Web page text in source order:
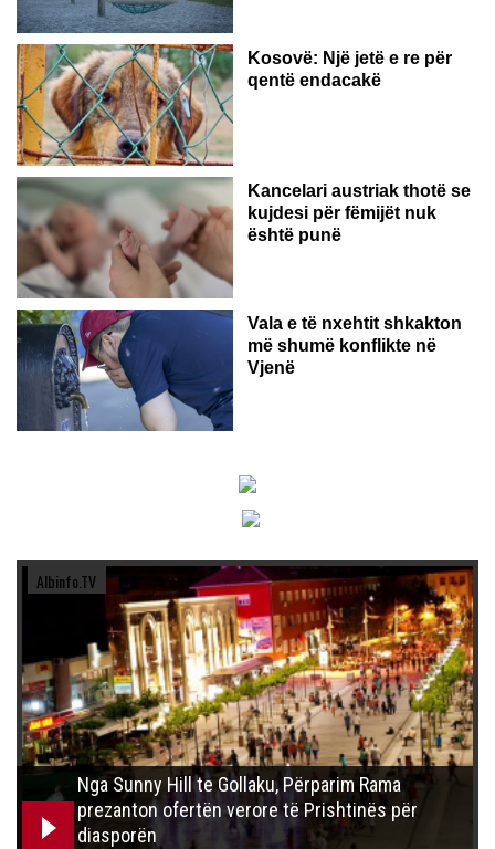
Kosovë: Një jetë e re për
qentë endacakë
Kancelari austriak thotë se
kujdesi për fëmijët nuk
është punë
Vala e të nxehtit shkakton
më shumë konflikte në
Vjenë
Albinfo.TV
Nga Sunny Hill te Gollaku, Përparim Rama
prezanton ofertën verore të Prishtinës për
diasporën